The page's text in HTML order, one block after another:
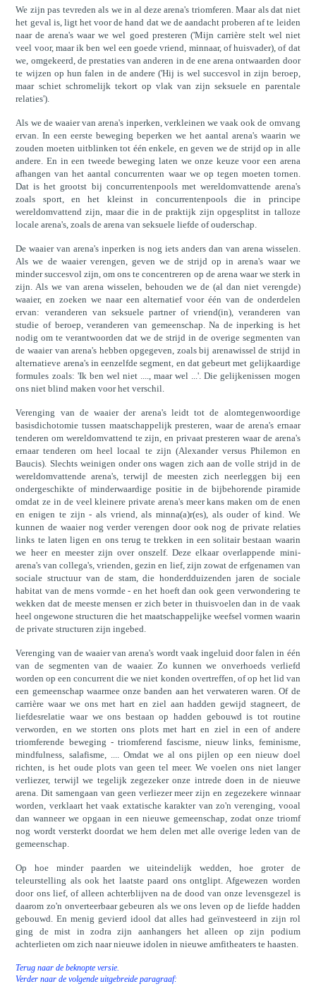
We zijn pas tevreden als we in al deze arena's triomferen. Maar als dat niet
het geval is, ligt het voor de hand dat we de aandacht proberen af te leiden
naar de arena's waar we wel goed presteren ('Mijn carrière stelt wel niet
veel voor, maar ik ben wel een goede vriend, minnaar, of huisvader), of dat
we, omgekeerd, de prestaties van anderen in de ene arena ontwaarden door
te wijzen op hun falen in de andere ('Hij is wel succesvol in zijn beroep,
maar schiet schromelijk tekort op vlak van zijn seksuele en parentale
relaties').
Als we de waaier van arena's inperken, verkleinen we vaak ook de omvang
ervan. In een eerste beweging beperken we het aantal arena's waarin we
zouden moeten uitblinken tot één enkele, en geven we de strijd op in alle
andere. En in een tweede beweging laten we onze keuze voor een arena
afhangen van het aantal concurrenten waar we op tegen moeten tornen.
Dat is het grootst bij concurrentenpools met wereldomvattende arena's
zoals sport, en het kleinst in concurrentenpools die in principe
wereldomvattend zijn, maar die in de praktijk zijn opgesplitst in talloze
locale arena's, zoals de arena van seksuele liefde of ouderschap.
De waaier van arena's inperken is nog iets anders dan van arena wisselen.
Als we de waaier verengen, geven we de strijd op in arena's waar we
minder succesvol zijn, om ons te concentreren op de arena waar we sterk in
zijn. Als we van arena wisselen, behouden we de (al dan niet verengde)
waaier, en zoeken we naar een alternatief voor één van de onderdelen
ervan: veranderen van seksuele partner of vriend(in), veranderen van
studie of beroep, veranderen van gemeenschap. Na de inperking is het
nodig om te verantwoorden dat we de strijd in de overige segmenten van
de waaier van arena's hebben opgegeven, zoals bij arenawissel de strijd in
alternatieve arena's in eenzelfde segment, en dat gebeurt met gelijkaardige
formules zoals: 'Ik ben wel niet ...., maar wel ...'. Die gelijkenissen mogen
ons niet blind maken voor het verschil.
Verenging van de waaier der arena's leidt tot de alomtegenwoordige
basisdichotomie tussen maatschappelijk presteren, waar de arena's ernaar
tenderen om wereldomvattend te zijn, en privaat presteren waar de arena's
ernaar tenderen om heel locaal te zijn (Alexander versus Philemon en
Baucis). Slechts weinigen onder ons wagen zich aan de volle strijd in de
wereldomvattende arena's, terwijl de meesten zich neerleggen bij een
ondergeschikte of minderwaardige positie in de bijbehorende piramide
omdat ze in de veel kleinere private arena's meer kans maken om de enen
en enigen te zijn - als vriend, als minna(a)r(es), als ouder of kind. We
kunnen de waaier nog verder verengen door ook nog de private relaties
links te laten ligen en ons terug te trekken in een solitair bestaan waarin
we heer en meester zijn over onszelf. Deze elkaar overlappende mini-
arena's van collega's, vrienden, gezin en lief, zijn zowat de erfgenamen van
sociale structuur van de stam, die honderdduizenden jaren de sociale
habitat van de mens vormde - en het hoeft dan ook geen verwondering te
wekken dat de meeste mensen er zich beter in thuisvoelen dan in de vaak
heel ongewone structuren die het maatschappelijke weefsel vormen waarin
de private structuren zijn ingebed.
Verenging van de waaier van arena's wordt vaak ingeluid door falen in één
van de segmenten van de waaier. Zo kunnen we onverhoeds verliefd
worden op een concurrent die we niet konden overtreffen, of op het lid van
een gemeenschap waarmee onze banden aan het verwateren waren. Of de
carrière waar we ons met hart en ziel aan hadden gewijd stagneert, de
liefdesrelatie waar we ons bestaan op hadden gebouwd is tot routine
verworden, en we storten ons plots met hart en ziel in een of andere
triomferende beweging - triomferend fascisme, nieuw links, feminisme,
mindfulness, salafisme, .... Omdat we al ons pijlen op een nieuw doel
richten, is het oude plots van geen tel meer. We voelen ons niet langer
verliezer, terwijl we tegelijk zegezeker onze intrede doen in de nieuwe
arena. Dit samengaan van geen verliezer meer zijn en zegezekere winnaar
worden, verklaart het vaak extatische karakter van zo'n verenging, vooal
dan wanneer we opgaan in een nieuwe gemeenschap, zodat onze triomf
nog wordt versterkt doordat we hem delen met alle overige leden van de
gemeenschap.
Op hoe minder paarden we uiteindelijk wedden, hoe groter de
teleurstelling als ook het laatste paard ons ontglipt. Afgewezen worden
door ons lief, of alleen achterblijven na de dood van onze levensgezel is
daarom zo'n onverteerbaar gebeuren als we ons leven op de liefde hadden
gebouwd. En menig gevierd idool dat alles had geïnvesteerd in zijn rol
ging de mist in zodra zijn aanhangers het alleen op zijn podium
achterlieten om zich naar nieuwe idolen in nieuwe amfitheaters te haasten.
Terug naar de beknopte versie.
Verder naar de volgende uitgebreide paragraaf: